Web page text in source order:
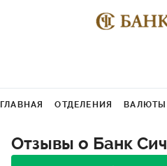
ГЛАВНАЯ ОТДЕЛЕНИЯ ВАЛЮТЫ
Отзывы о Банк Сич